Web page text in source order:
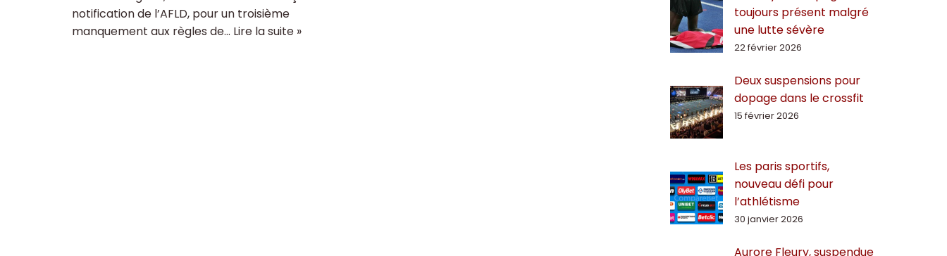
notification de l’AFLD, pour un troisième
manquement aux règles de… Lire la suite »
toujours présent malgré
une lutte sévère
22 février 2026
Deux suspensions pour
dopage dans le crossfit
15 février 2026
Les paris sportifs,
nouveau défi pour
l’athlétisme
30 janvier 2026
Aurore Fleury, suspendue